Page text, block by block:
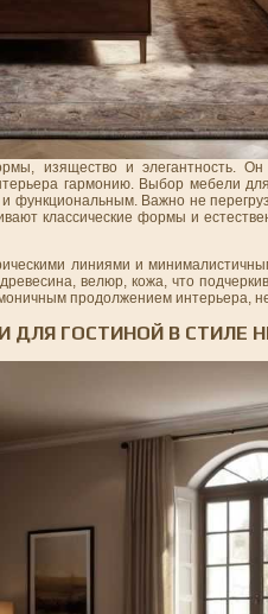
изящество и элегантность.
гармонию. Выбор мебели
Важно не
классические формы и
линиями и
велюр, кожа, что
продолжением интерьера,
ДЛЯ ГОСТИНОЙ В СТИЛЕ